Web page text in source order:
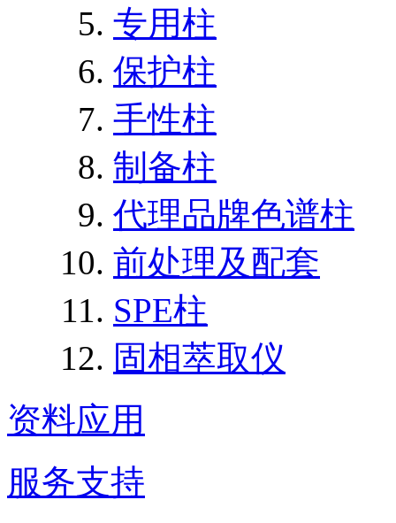
专用柱
保护柱
手性柱
制备柱
代理品牌色谱柱
前处理及配套
SPE柱
固相萃取仪
资料应用
服务支持